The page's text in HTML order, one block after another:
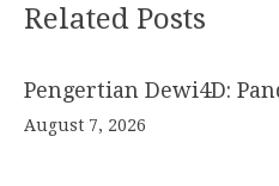
Related Posts
Pengertian Dewi4D:
August 7, 2026
Post